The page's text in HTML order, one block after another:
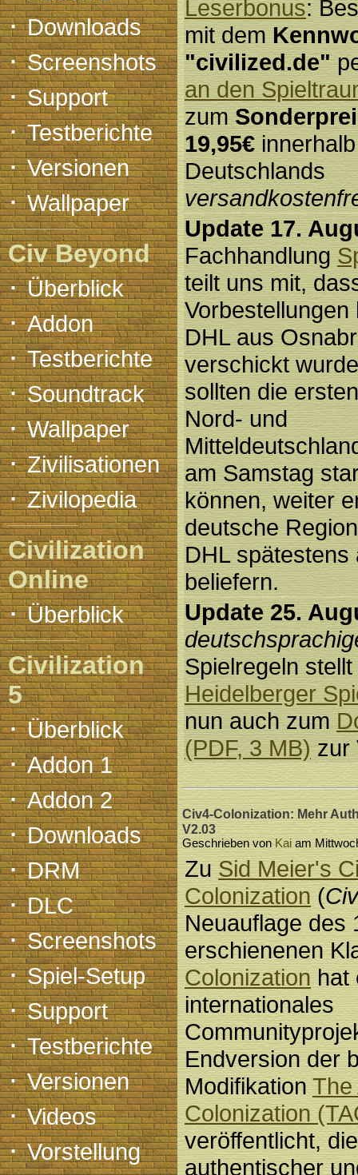
·Downloads
·Screenshots
·Support
·Testberichte
·Versionen
·Wallpaper
Civ Beyond
·Überblick
·Addon
·Testberichte
·Soundtrack
·Wallpaper
·Zivilisationen
·Zivilopedia
Civilization
Online
·Überblick
Civilization
5
·Überblick
·Addon 1
·Addon 2
·Downloads
·DRM
·DLC
·Screenshots
·Spiel-Setup
·Support
·Testberichte
·Versionen
·Videos
·Vorstellung
Leserbonus:
mit dem
"civilized.de"
an den
zum
19,95€innerhalb
Deutschlands
Update 17.
Fachhandlung
teilt uns mit,
Vorbestellungen
DHL aus
verschickt
sollten die
Nord- und
am Samstag
können, weiter
deutsche
DHL spätestens
beliefern.
Update 25.
Spielregeln
Heidelberger
nun auch zum
(PDF, 3 MB)zur
Civ4-Colonization: Mehr
V2.03
Geschrieben vonKai am
ZuSid Meier's
Colonization(
Neuauflage des
erschienenen
Colonizationhat
internationales
Endversion der
ModifikationThe
Colonization
veröffentlicht,
authentischer